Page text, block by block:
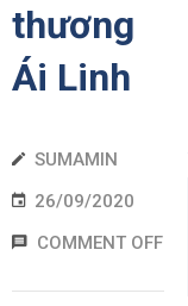
thương
Ái Linh
SUMAMIN
26/09/2020
COMMENT OFF